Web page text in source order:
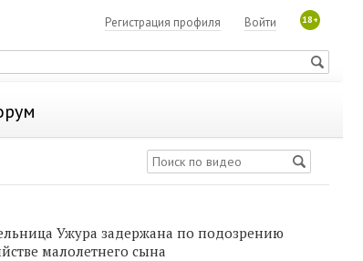
18+
Войти
Регистрация профиля
Ужура задержана по подозрению
малолетнего сына